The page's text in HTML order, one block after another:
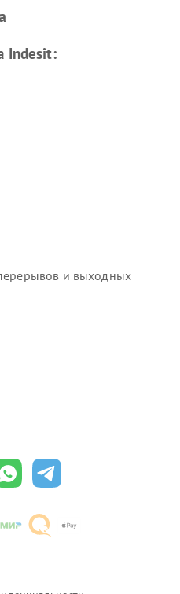
Indesit
Indesit:
и выходных